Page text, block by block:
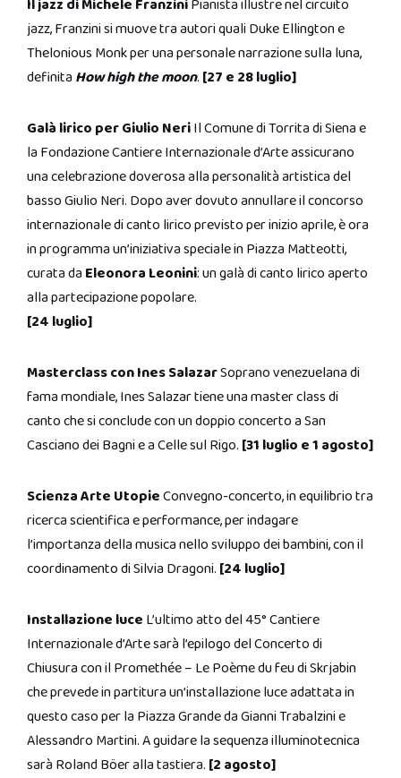
Il jazz di Michele FranziniPianista illustre nel circuito
jazz, Franzini si muove tra autori quali Duke Ellington e
Thelonious Monk per una personale narrazione sulla luna,
definita How high the moon. [27 e 28 luglio]
Galà lirico per Giulio NeriIl Comune di Torrita di Siena e
la Fondazione Cantiere Internazionale d’Arte assicurano
una celebrazione doverosa alla personalità artistica del
basso Giulio Neri. Dopo aver dovuto annullare il concorso
internazionale di canto lirico previsto per inizio aprile, è ora
in programma un’iniziativa speciale in Piazza Matteotti,
curata da Eleonora Leonini: un galà di canto lirico aperto
alla partecipazione popolare.
[24 luglio]
Masterclass con Ines SalazarSoprano venezuelana di
fama mondiale, Ines Salazar tiene una master class di
canto che si conclude con un doppio concerto a San
Casciano dei Bagni e a Celle sul Rigo. [31 luglio e 1 agosto]
Scienza Arte UtopieConvegno-concerto, in equilibrio tra
ricerca scientifica e performance, per indagare
l’importanza della musica nello sviluppo dei bambini, con il
coordinamento di Silvia Dragoni. [24 luglio]
Installazione luce L’ultimo atto del 45° Cantiere
Internazionale d’Arte sarà l’epilogo del Concerto di
Chiusura con il Promethée – Le Poème du feu di Skrjabin
che prevede in partitura un’installazione luce adattata in
questo caso per la Piazza Grande da Gianni Trabalzini e
Alessandro Martini. A guidare la sequenza illuminotecnica
sarà Roland Böer alla tastiera. [2 agosto]